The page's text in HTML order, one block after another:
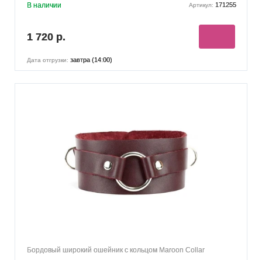
В наличии Артикул: 171255
1 720 р.
Дата отгрузки: завтра (14:00)
Бордовый широкий ошейник с кольцом Maroon Collar